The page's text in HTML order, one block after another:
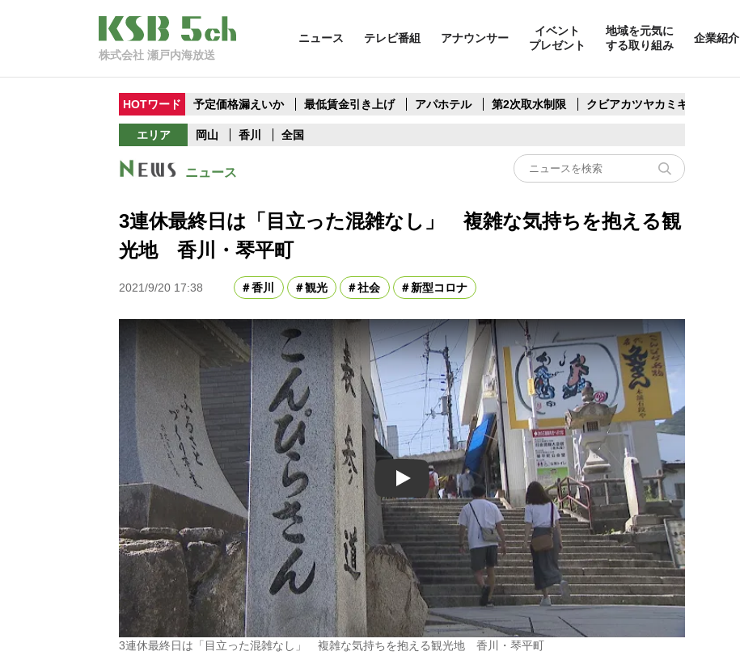
株式会社 瀬戸内海放送
ニュース テレビ番組 アナウンサー
イベント
プレゼント
地域を元気に
する取り組み
企業紹介
HOTワード 予定価格漏えいか 最低賃金引き上げ アパホテル 第2次取水制限 クビアカツヤカミキリ
エリア 岡山 香川 全国
ニュース
3連休最終日は「目立った混雑なし」 複雑な気持ちを抱える観
光地 香川・琴平町
2021/9/20 17:38 香川 観光 社会 新型コロナ
Play
3連休最終日は「目立った混雑なし」 複雑な気持ちを抱える観光地 香川・琴平町